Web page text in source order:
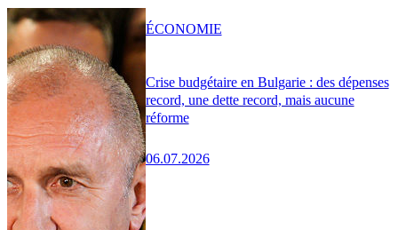
Crise budgétaire en Bulgarie : des dépenses
record, une dette record, mais aucune
réforme
06.07.2026
ÉCONOMIE